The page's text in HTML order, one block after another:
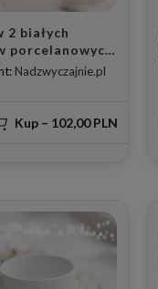
2 białych
porcelanowych
napisy mamo
złotego
Nadzwyczajnie.pl
Kup – 102,00 PLN